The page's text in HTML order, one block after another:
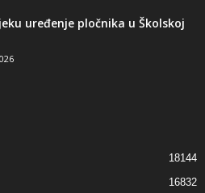
uređenje pločnika u Školskoj
18144
16832